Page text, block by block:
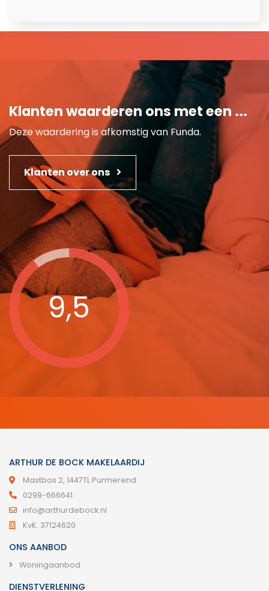
Klanten waarderen ons met een ...
Deze waardering is afkomstig van Funda.
Klanten over ons
9,5
ARTHUR DE BOCK MAKELAARDIJ
Mastbos 2, 1447TL Purmerend
0299-666641
info@arthurdebock.nl
KvK. 37124620
ONS AANBOD
Woningaanbod
DIENSTVERLENING